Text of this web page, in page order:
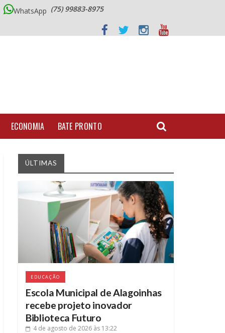
WhatsApp (75) 99883-8975
ECONOMIA BATE PRONTO
ÚLTIMAS
EDUCAÇÃO
Escola Municipal de Alagoinhas
recebe projeto inovador
Biblioteca Futuro
4 de agosto de 2026 às 13:22